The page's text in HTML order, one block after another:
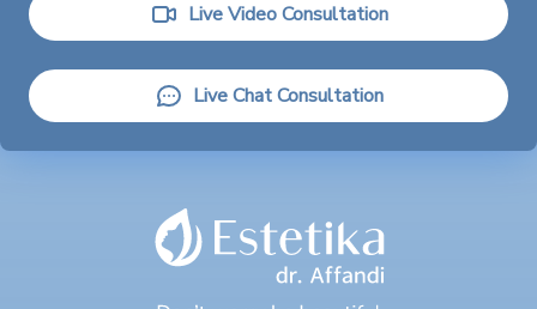
Live Video Consultation
Live Chat Consultation